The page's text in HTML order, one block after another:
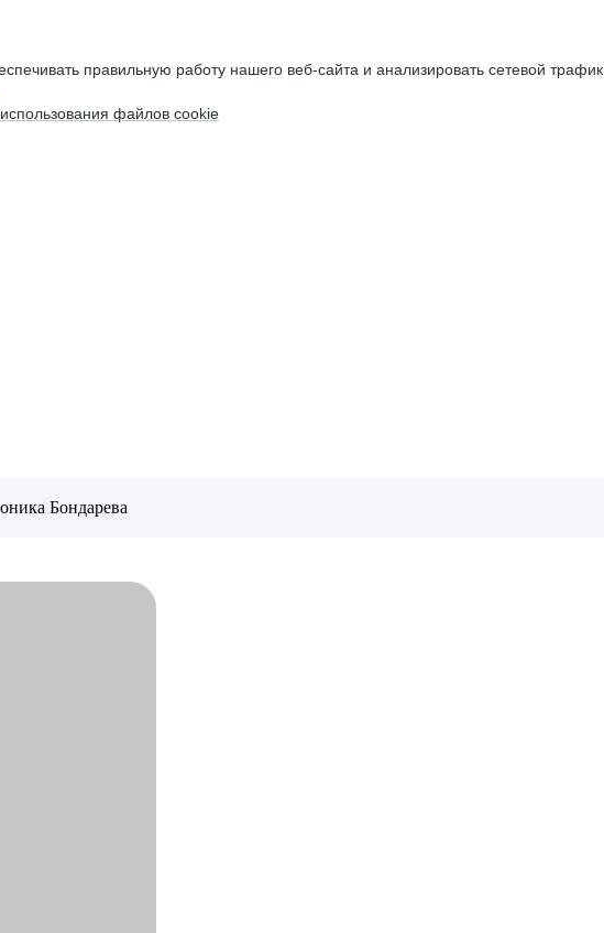
правильную работу нашего веб-сайта и анализировать сетевой трафик.
файлов cookie
Бондарева